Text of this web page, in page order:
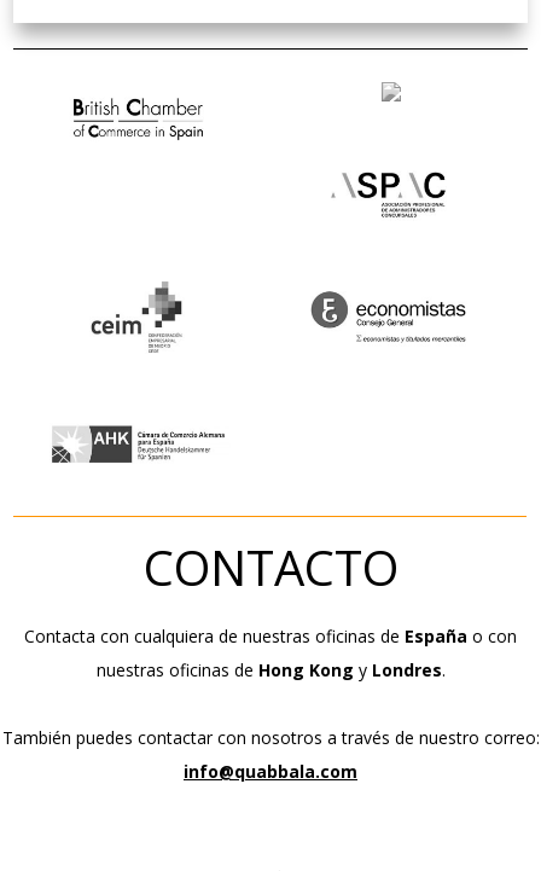
CONTACTO
Contacta con cualquiera de nuestras oficinas de España o con
nuestras oficinas de Hong Kong y Londres.
También puedes contactar con nosotros a través de nuestro correo:
info@quabbala.com